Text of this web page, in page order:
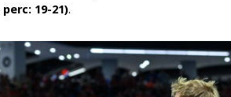
perc: 19-21).